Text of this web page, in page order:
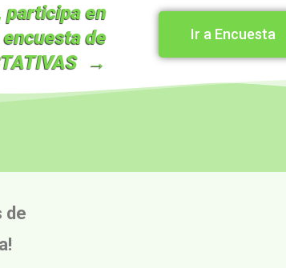
participa en
de
→
Ir a Encuesta
de